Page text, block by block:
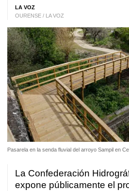
LA VOZ
OURENSE / LA VOZ
Pasarela en la senda fluvial del arroyo Sampil en
La Confederación
expone públicamente el